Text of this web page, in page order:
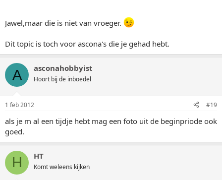
Jawel,maar die is niet van vroeger.
Dit topic is toch voor ascona's die je gehad hebt.
A asconahobbyist
Hoort bij de inboedel
1 feb 2012 #19
als je m al een tijdje hebt mag een foto uit de beginpriode ook
goed.
H HT
Komt weleens kijken